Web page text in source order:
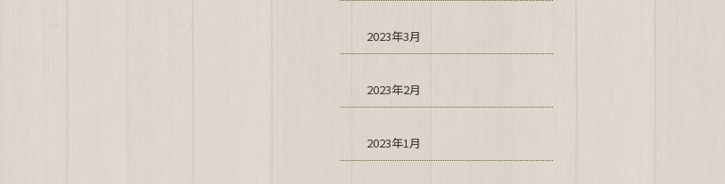
2023年3月
2023年2月
2023年1月